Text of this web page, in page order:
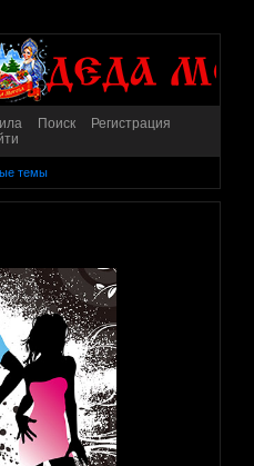
Поиск
Регистрация
темы